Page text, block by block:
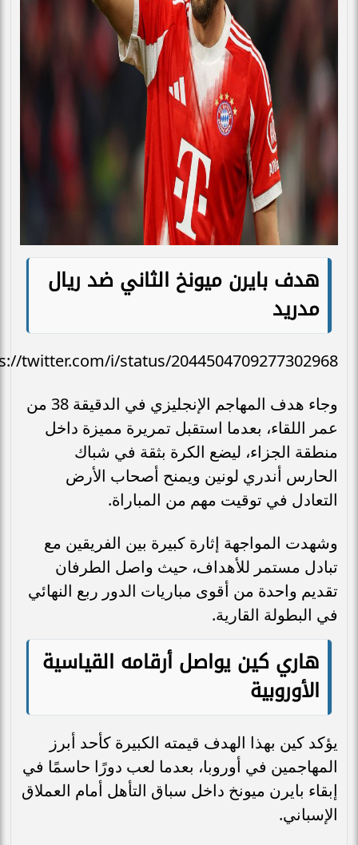
هدف بايرن ميونخ الثاني ضد ريال
مدريد
twitter.com/i/status/2044504709277302968
وجاء هدف المهاجم الإنجليزي في الدقيقة 38 من
عمر اللقاء، بعدما استقبل تمريرة مميزة داخل
منطقة الجزاء، ليضع الكرة بثقة في شباك
الحارس أندري لونين ويمنح أصحاب الأرض
التعادل في توقيت مهم من المباراة.
وشهدت المواجهة إثارة كبيرة بين الفريقين مع
تبادل مستمر للأهداف، حيث واصل الطرفان
تقديم واحدة من أقوى مباريات الدور ربع النهائي
في البطولة القارية.
هاري كين يواصل أرقامه القياسية
الأوروبية
يؤكد كين بهذا الهدف قيمته الكبيرة كأحد أبرز
المهاجمين في أوروبا، بعدما لعب دورًا حاسمًا في
إبقاء بايرن ميونخ داخل سباق التأهل أمام العملاق
الإسباني.